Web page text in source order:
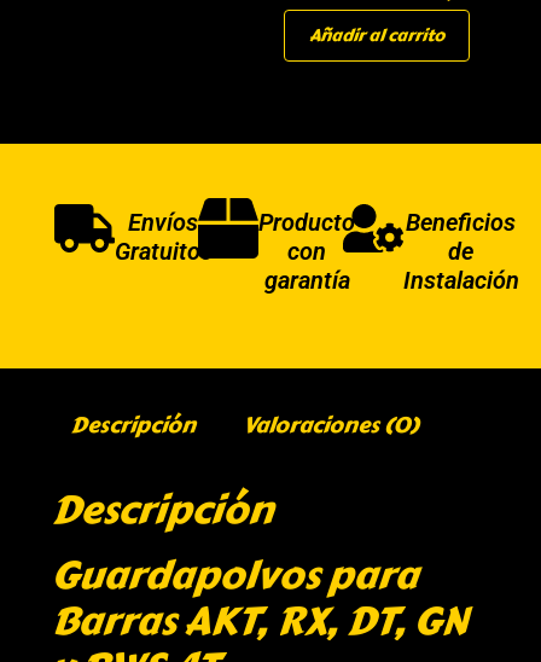
Añadir al carrito
Envíos
Gratuitos
Producto
con
garantía
Beneficios
de
Instalación
Descripción Valoraciones (0)
Descripción
Guardapolvos para
Barras AKT, RX, DT, GN